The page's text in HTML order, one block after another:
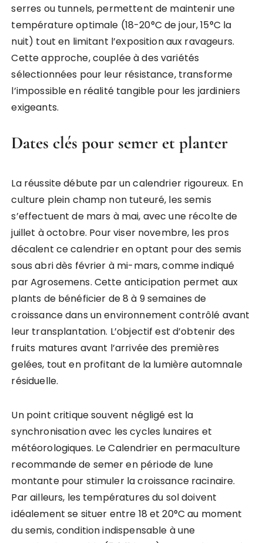
serres ou tunnels, permettent de maintenir une
température optimale (18-20°C de jour, 15°C la
nuit) tout en limitant l’exposition aux ravageurs.
Cette approche, couplée à des variétés
sélectionnées pour leur résistance, transforme
l’impossible en réalité tangible pour les jardiniers
exigeants.
Dates clés pour semer et planter
La réussite débute par un calendrier rigoureux. En
culture plein champ non tuteuré, les semis
s’effectuent de mars à mai, avec une récolte de
juillet à octobre. Pour viser novembre, les pros
décalent ce calendrier en optant pour des semis
sous abri dès février à mi-mars, comme indiqué
par Agrosemens. Cette anticipation permet aux
plants de bénéficier de 8 à 9 semaines de
croissance dans un environnement contrôlé avant
leur transplantation. L’objectif est d’obtenir des
fruits matures avant l’arrivée des premières
gelées, tout en profitant de la lumière automnale
résiduelle.
Un point critique souvent négligé est la
synchronisation avec les cycles lunaires et
météorologiques. Le Calendrier en permaculture
recommande de semer en période de lune
montante pour stimuler la croissance racinaire.
Par ailleurs, les températures du sol doivent
idéalement se situer entre 18 et 20°C au moment
du semis, condition indispensable à une